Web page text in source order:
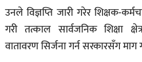
उनले विज्ञप्ति जारी गरेर शिक्षक-
गरी तत्काल सार्वजनिक शिक्षा
वातावरण सिर्जना गर्न सरकारसँग माग